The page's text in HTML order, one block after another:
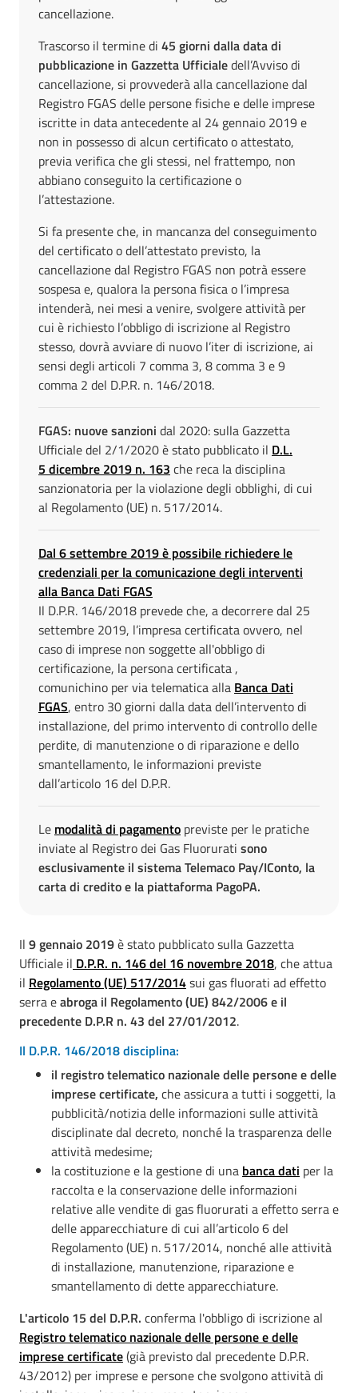
cancellazione.
Trascorso il termine di 45 giorni dalla data di
pubblicazione in Gazzetta Ufficialedell’Avviso di
cancellazione, si provvederà alla cancellazione dal
Registro FGAS delle persone fisiche e delle imprese
iscritte in data antecedente al 24 gennaio 2019 e
non in possesso di alcun certificato o attestato,
previa verifica che gli stessi, nel frattempo, non
abbiano conseguito la certificazione o
l’attestazione.
Si fa presente che, in mancanza del conseguimento
del certificato o dell’attestato previsto, la
cancellazione dal Registro FGAS non potrà essere
sospesa e, qualora la persona fisica o l’impresa
intenderà, nei mesi a venire, svolgere attività per
cui è richiesto l’obbligo di iscrizione al Registro
stesso, dovrà avviare di nuovo l’iter di iscrizione, ai
sensi degli articoli 7 comma 3, 8 comma 3 e 9
comma 2 del D.P.R. n. 146/2018.
FGAS: nuove sanzioni dal 2020: sulla Gazzetta
Ufficiale del 2/1/2020 è stato pubblicato il D.L.
5 dicembre 2019 n. 163 che reca la disciplina
sanzionatoria per la violazione degli obblighi, di cui
al Regolamento (UE) n. 517/2014.
Dal 6 settembre 2019 è possibile richiedere le
credenziali per la comunicazione degli interventi
alla Banca Dati FGAS
Il D.P.R. 146/2018 prevede che, a decorrere dal 25
settembre 2019, l’impresa certificata ovvero, nel
caso di imprese non soggette all'obbligo di
certificazione, la persona certificata ,
comunichino per via telematica alla Banca Dati
FGAS, entro 30 giorni dalla data dell’intervento di
installazione, del primo intervento di controllo delle
perdite, di manutenzione o di riparazione e dello
smantellamento, le informazioni previste
dall’articolo 16 del D.P.R.
Le modalità di pagamento previste per le pratiche
inviate al Registro dei Gas Fluorurati sono
esclusivamente il sistema Telemaco Pay/IConto, la
carta di credito e la piattaforma PagoPA.
Il 9 gennaio 2019è stato pubblicato sulla Gazzetta
Ufficiale il D.P.R. n. 146 del 16 novembre 2018, che attua
il Regolamento (UE) 517/2014sui gas fluorati ad effetto
serra eabroga il Regolamento (UE) 842/2006 e il
precedente D.P.R n. 43 del 27/01/2012.
Il D.P.R. 146/2018 disciplina:
il registro telematico nazionale delle persone e delle
imprese certificate, che assicura a tutti i soggetti, la
pubblicità/notizia delle informazioni sulle attività
disciplinate dal decreto, nonché la trasparenza delle
attività medesime;
la costituzione e la gestione di una banca dati per la
raccolta e la conservazione delle informazioni
relative alle vendite di gas fluorurati a effetto serra e
delle apparecchiature di cui all’articolo 6 del
Regolamento (UE) n. 517/2014, nonché alle attività
di installazione, manutenzione, riparazione e
smantellamento di dette apparecchiature.
L'articolo 15 del D.P.R. conferma l'obbligo di iscrizione al
Registro telematico nazionale delle persone e delle
imprese certificate(già previsto dal precedente D.P.R.
43/2012) per imprese e persone che svolgono attività di